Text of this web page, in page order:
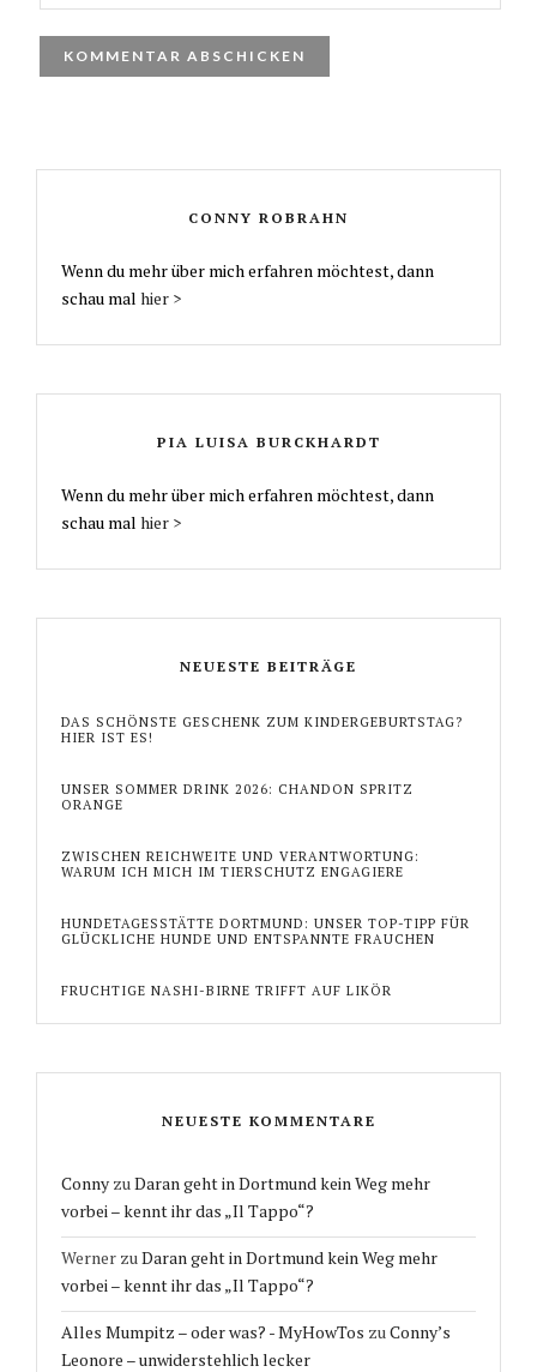
CONNY ROBRAHN
Wenn du mehr über mich erfahren möchtest, dann
schau mal hier >
PIA LUISA BURCKHARDT
Wenn du mehr über mich erfahren möchtest, dann
schau mal hier >
NEUESTE BEITRÄGE
DAS SCHÖNSTE GESCHENK ZUM KINDERGEBURTSTAG?
HIER IST ES!
UNSER SOMMER DRINK 2026: CHANDON SPRITZ
ORANGE
ZWISCHEN REICHWEITE UND VERANTWORTUNG:
WARUM ICH MICH IM TIERSCHUTZ ENGAGIERE
HUNDETAGESSTÄTTE DORTMUND: UNSER TOP-TIPP FÜR
GLÜCKLICHE HUNDE UND ENTSPANNTE FRAUCHEN
FRUCHTIGE NASHI-BIRNE TRIFFT AUF LIKÖR
NEUESTE KOMMENTARE
Conny zu Daran geht in Dortmund kein Weg mehr
vorbei – kennt ihr das „Il Tappo“?
Werner zu Daran geht in Dortmund kein Weg mehr
vorbei – kennt ihr das „Il Tappo“?
Alles Mumpitz – oder was? - MyHowTos zu Conny’s
Leonore – unwiderstehlich lecker